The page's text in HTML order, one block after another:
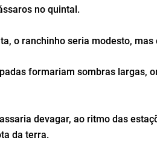
no quintal.
o ranchinho seria modesto,
formariam sombras largas,
devagar, ao ritmo das
da terra.